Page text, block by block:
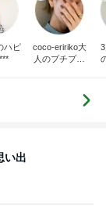
ログ ***
coco-eririko大
人のプチプラ
い出